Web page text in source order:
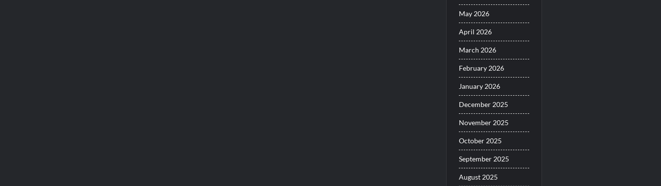
May 2026
April 2026
March 2026
February 2026
January 2026
December 2025
November 2025
October 2025
September 2025
August 2025